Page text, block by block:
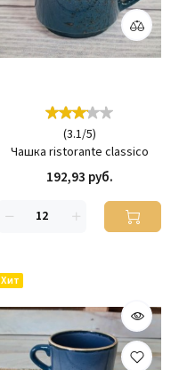
(3.1/5)
Чашка ristorante classico
192,93 руб.
Хит